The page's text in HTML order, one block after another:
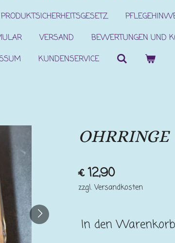
PRODUKTSICHERHEITSGESETZ
VERSAND
BEWERTUNGEN UND
KUNDENSERVICE
OHRRINGE
€ 12,90
zzgl. Versandkosten
In den Warenkorb